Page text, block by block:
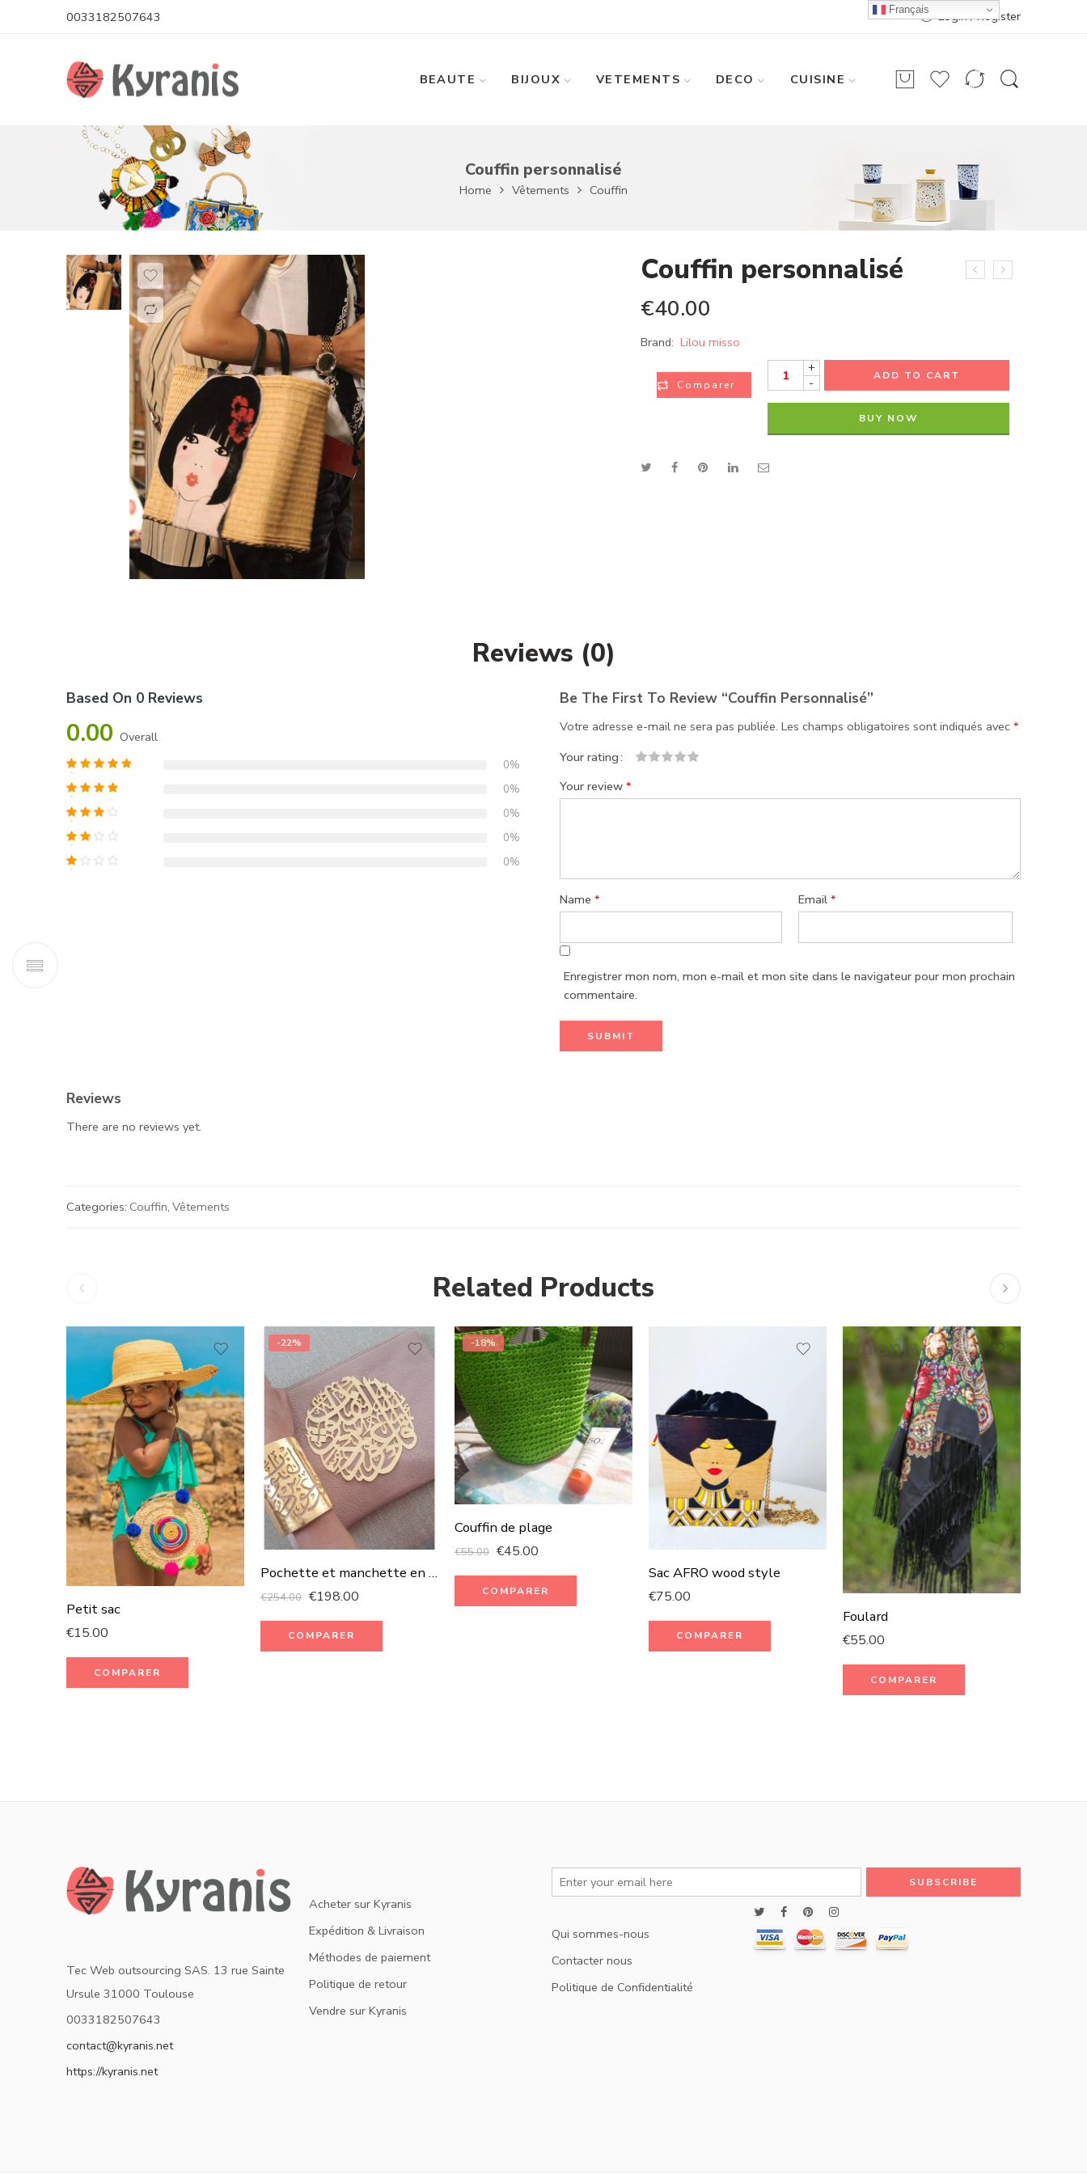
0033182507643 Login / Register
BEAUTE BIJOUX VETEMENTS DECO CUISINE
Couffin personnalisé
Home Vêtements Couffin
Couffin personnalisé
€40.00
Brand: Lilou misso
+
-
ADD TO CART
BUY NOW
Comparer
Reviews (0)
Based On 0 Reviews
0.00 Overall
0%
0%
0%
0%
0%
Be The First To Review “Couffin Personnalisé”
Votre adresse e-mail ne sera pas publiée. Les champs obligatoires sont indiqués avec *
Your rating
Your review *
Name * Email *
Enregistrer mon nom, mon e-mail et mon site dans le navigateur pour mon prochain
commentaire.
Reviews
There are no reviews yet.
Categories: Couffin, Vêtements
Related Products
Petit sac
€15.00
COMPARER
-22%
Pochette et manchette en cuir et cuivre martelé 100% faite à la main
€254.00 €198.00
COMPARER
-18%
Couffin de plage
€55.00 €45.00
COMPARER
Sac AFRO wood style
€75.00
COMPARER
Foulard
€55.00
COMPARER
Tec Web outsourcing SAS. 13 rue Sainte
Ursule 31000 Toulouse
0033182507643
contact@kyranis.net
https://kyranis.net
Acheter sur Kyranis
Expédition & Livraison
Méthodes de paiement
Politique de retour
Vendre sur Kyranis
Qui sommes-nous
Contacter nous
Politique de Confidentialité
Français